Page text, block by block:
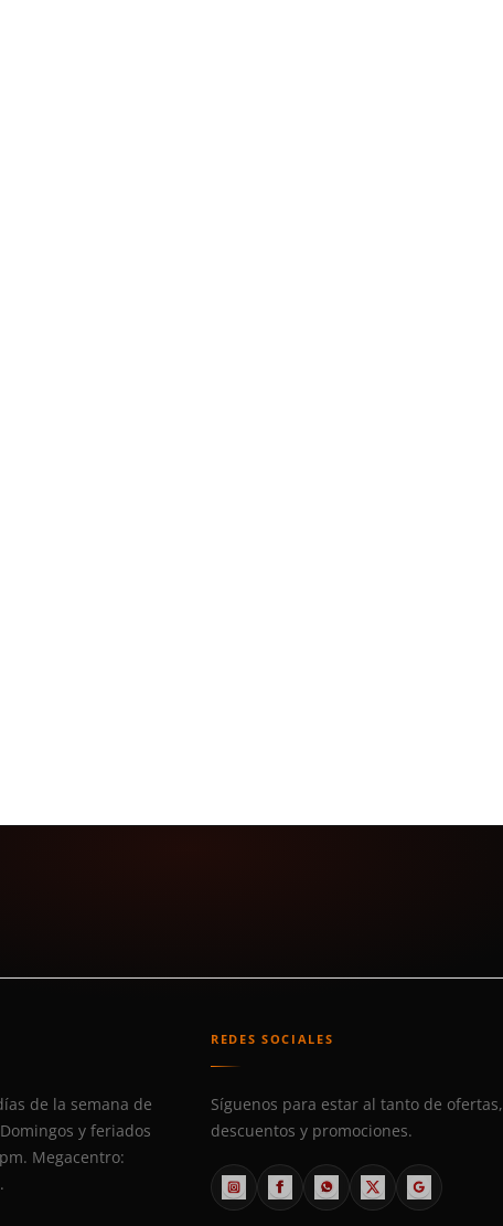
de la semana de
y feriados
Megacentro:
REDES SOCIALES
Síguenos para estar al tanto de ofertas,
descuentos y promociones.